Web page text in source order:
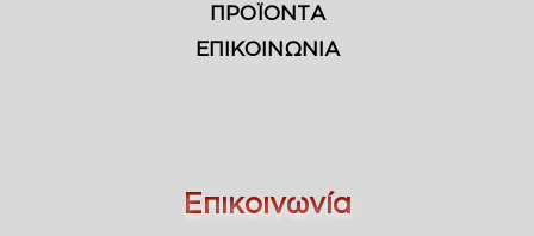
ΠΡΟΪΟΝΤΑ
ΕΠΙΚΟΙΝΩΝΙΑ
Επικοινωνία